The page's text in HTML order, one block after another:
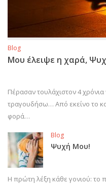
Blog
Μου έλειψε η χαρά,
Πέρασαν τουλάχιστον 4
τραγουδήσω… Από εκείνο το
φορά…
Blog
Ψυχή Μου!
Η πρώτη λέξη κάθε γονιού: